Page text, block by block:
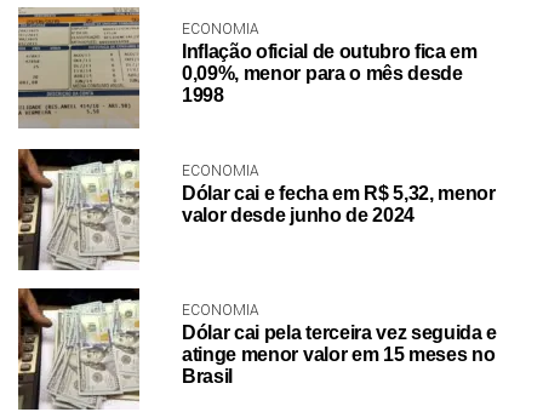
ECONOMIA
Inflação oficial de outubro fica em
0,09%, menor para o mês desde
1998
ECONOMIA
Dólar cai e fecha em R$ 5,32, menor
valor desde junho de 2024
ECONOMIA
Dólar cai pela terceira vez seguida e
atinge menor valor em 15 meses no
Brasil